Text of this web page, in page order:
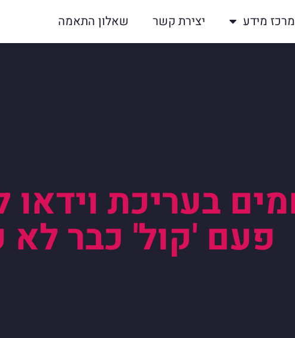
מרכז מידע יצירת קשר שאלון התאמה
פעם 'קול' כבר לא